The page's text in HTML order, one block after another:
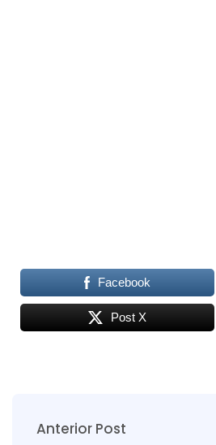
Facebook
Post X
Anterior Post